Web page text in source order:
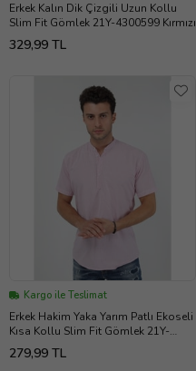
Erkek Kalın Dik Çizgili Uzun Kollu
Slim Fit Gömlek 21Y-4300599 Kırmızı
329,99 TL
Kargo ile Teslimat
Erkek Hakim Yaka Yarım Patlı Ekoseli
Kısa Kollu Slim Fit Gömlek 21Y-
4300602-01 Pembe
279,99 TL